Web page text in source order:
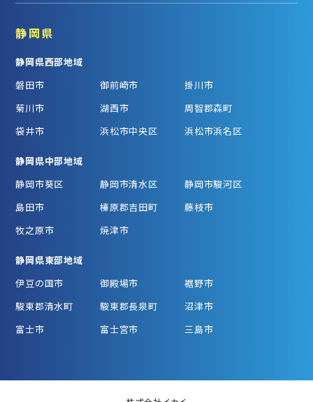
静岡県
静岡県西部地域
磐田市
御前崎市
掛川市
菊川市
湖西市
周智郡森町
袋井市
浜松市中央区 浜松市浜名区
静岡県中部地域
静岡市葵区
静岡市清水区
静岡市駿河区
島田市
榛原郡吉田町
藤枝市
牧之原市
焼津市
静岡県東部地域
伊豆の国市
御殿場市
裾野市
駿東郡清水町
駿東郡長泉町
沼津市
富士市
富士宮市 三島市